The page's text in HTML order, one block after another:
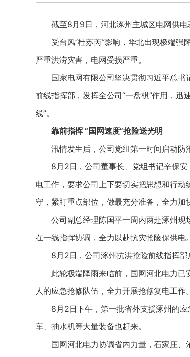
截至8月9日，河北涿州主城区电网供电
受台风“杜苏芮”影响，华北出现极端强
严重洪涝灾害，电网受损严重。
国家电网有限公司坚决贯彻习近平总书
前线指挥部，发挥全公司“一盘棋”作用，迅
线”。
靠前指挥 “国网速度”抢险送光明
汛情发生后，公司党组第一时间启动防汛
8月2日，公司董事长、党组书记辛保安
电工作，要求公司上下要切实把思想和行
守，紧盯重点部位，做最充分准备，全力加
公司副总经理陈国平一周内两赴涿州现
在一线指挥协调，全力以赴抗灾抢险保供电。
8月2日，公司涿州抗洪抢险前线指挥部
此轮极端降雨来临前，国网河北电力已
人的应急抢修队伍，全力开展抢修复电工作。
8月2日下午，第一批省外支援涿州的应
车、抽水机等大量装备也赶来。
国网河北电力协调省内力量，石家庄、